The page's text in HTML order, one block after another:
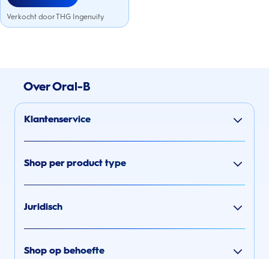
Verkocht door THG Ingenuity
Over Oral-B
Klantenservice
Shop per product type
Juridisch
Shop op behoefte